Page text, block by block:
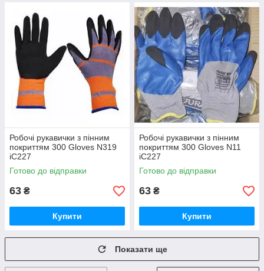
Робочі рукавички з пінним
покриттям 300 Gloves N319
iC227
Готово до відправки
63 ₴
Купити
Робочі рукавички з пінним
покриттям 300 Gloves N11
iC227
Готово до відправки
63 ₴
Купити
Показати ще